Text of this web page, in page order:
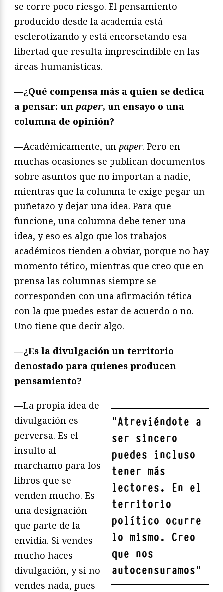
se corre poco riesgo. El pensamiento
producido desde la academia está
esclerotizando y está encorsetando esa
libertad que resulta imprescindible en las
áreas humanísticas.
—¿Qué compensa más a quien se dedica
a pensar: un paper, un ensayo o una
columna de opinión?
—Académicamente, un paper. Pero en
muchas ocasiones se publican documentos
sobre asuntos que no importan a nadie,
mientras que la columna te exige pegar un
puñetazo y dejar una idea. Para que
funcione, una columna debe tener una
idea, y eso es algo que los trabajos
académicos tienden a obviar, porque no hay
momento tético, mientras que creo que en
prensa las columnas siempre se
corresponden con una afirmación tética
con la que puedes estar de acuerdo o no.
Uno tiene que decir algo.
—¿Es la divulgación un territorio
denostado para quienes producen
pensamiento?
"Atreviéndote a
ser sincero
puedes incluso
tener más
lectores. En el
territorio
político ocurre
lo mismo. Creo
que nos
autocensuramos"
—La propia idea de
divulgación es
perversa. Es el
insulto al
marchamo para los
libros que se
venden mucho. Es
una designación
que parte de la
envidia. Si vendes
mucho haces
divulgación, y si no
vendes nada, pues